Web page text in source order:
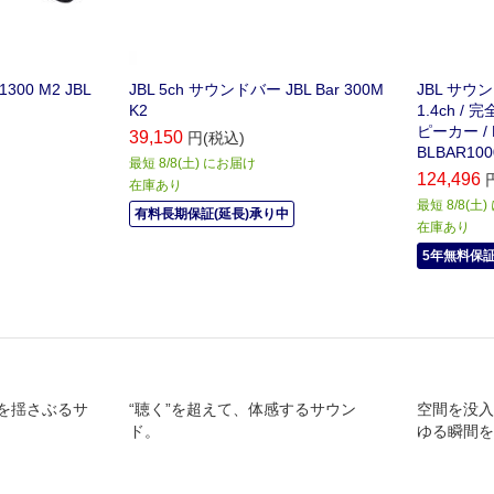
M2 JBL
JBL 5ch サウンドバー JBL Bar 300M
K2
39,150 円(税込)
最短 8/8(土) にお届け
在庫あり
有料長期保証(延長)承り中
JBL サウ
1.4ch / 完
ピーカー /
124,496
最短 8/8(土)
在庫あり
5年無料保
揺さぶるサ
“聴く”を超えて、体感するサウン
ド。
空間を没
ゆる瞬間